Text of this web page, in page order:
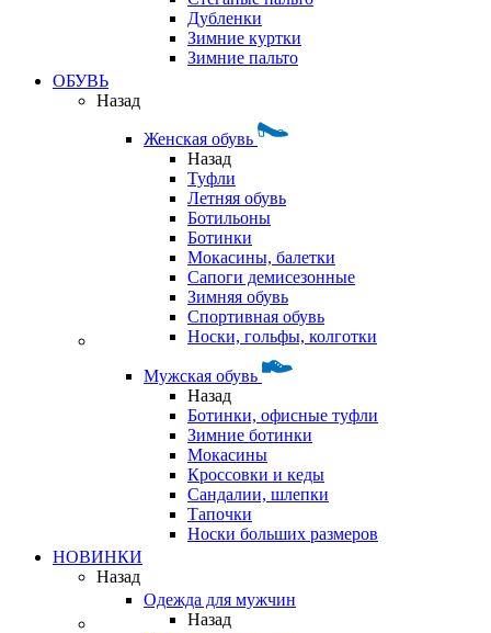
Дубленки
Зимние куртки
Зимние пальто
ОБУВЬ
Назад
Женская обувь
Назад
Туфли
Летняя обувь
Ботильоны
Ботинки
Мокасины, балетки
Сапоги демисезонные
Зимняя обувь
Спортивная обувь
Носки, гольфы, колготки
Мужская обувь
Назад
Ботинки, офисные туфли
Зимние ботинки
Мокасины
Кроссовки и кеды
Сандалии, шлепки
Тапочки
Носки больших размеров
НОВИНКИ
Назад
Одежда для мужчин
Назад